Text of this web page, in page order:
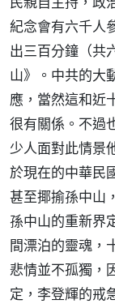
紀念會有六千人
出三百分鐘（共
山》。中共的大
應，當然這和近
很有關係。不過
少人面對此情景
於現在的中華民
甚至揶揄孫中山
孫中山的重新界
間漂泊的靈魂，
悲情並不孤獨，
定，李登輝的戒